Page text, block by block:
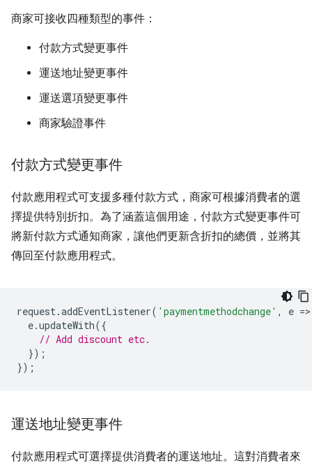
商家可接收四種類型的事件：
付款方式變更事件
運送地址變更事件
運送選項變更事件
商家驗證事件
付款方式變更事件
付款應用程式可支援多種付款方式，商家可根據消費者的選
擇提供特別折扣。為了涵蓋這個用途，付款方式變更事件可
將新付款方式通知商家，讓他們更新含折扣的總價，並將其
傳回至付款應用程式。
request.addEventListener( 'paymentmethodchange' , e =>
e.updateWith({
// Add discount etc.
});
});
運送地址變更事件
付款應用程式可選擇提供消費者的運送地址。這對消費者來